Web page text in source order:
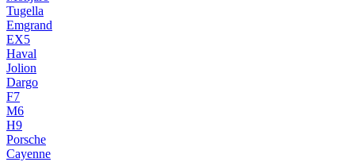
Tugella
Emgrand
EX5
Haval
Jolion
Dargo
F7
M6
H9
Porsche
Cayenne